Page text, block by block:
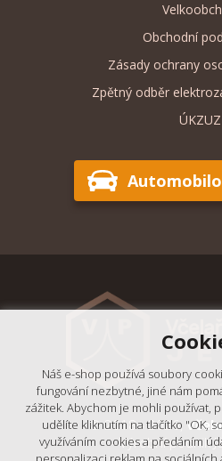
Obchodní
Zásady ochrany
Zpětný odběr
ÚKZUZ
© 2018 - 2026,
- Výrobní podnik
Náš e-shop používá soubory
fungování nezbytné, jiné nám
zážitek. Abychom je mohli používat,
udělíte kliknutím na tlačítko "OK,
využíváním cookies a předáním